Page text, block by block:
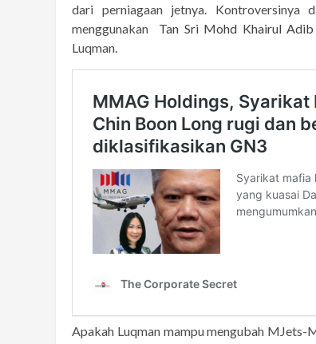
dari perniagaan jetnya. Kontroversinya
menggunakan Tan Sri Mohd Khairul
Luqman.
Apakah Luqman mampu mengubah